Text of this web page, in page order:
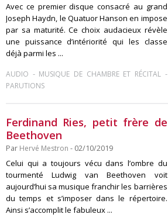
Avec ce premier disque consacré au grand
Joseph Haydn, le Quatuor Hanson en impose
par sa maturité. Ce choix audacieux révèle
une puissance d’intériorité qui les classe
déjà parmi les ...
AUDIO - MUSIQUE DE CHAMBRE ET RÉCITAL-
PARUTIONS
Ferdinand Ries, petit frère de
Beethoven
Par Hervé Mestron - 02/10/2019
Celui qui a toujours vécu dans l’ombre du
tourmenté Ludwig van Beethoven voit
aujourd’hui sa musique franchir les barrières
du temps et s’imposer dans le répertoire.
Ainsi s’accomplit le fabuleux ...